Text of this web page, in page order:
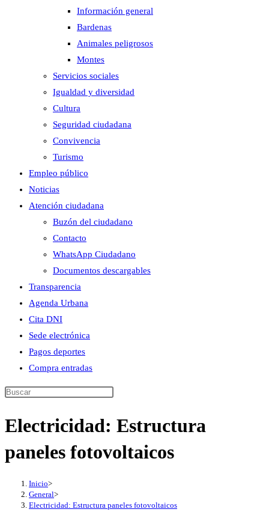
Información general
Bardenas
Animales peligrosos
Montes
Servicios sociales
Igualdad y diversidad
Cultura
Seguridad ciudadana
Convivencia
Turismo
Empleo público
Noticias
Atención ciudadana
Buzón del ciudadano
Contacto
WhatsApp Ciudadano
Documentos descargables
Transparencia
Agenda Urbana
Cita DNI
Sede electrónica
Pagos deportes
Compra entradas
Buscar
esta
Electricidad: Estructura
paneles fotovoltaicos
Inicio>
General>
Electricidad: Estructura paneles fotovoltaicos